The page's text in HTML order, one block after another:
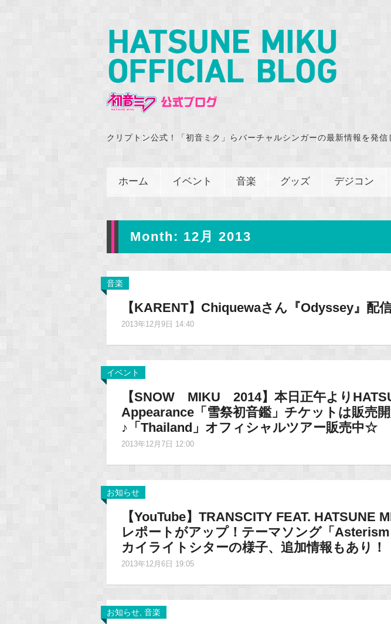
クリプトン公式！「初音ミク」らバーチャルシンガーの最新情報を発信
ホーム イベント 音楽 グッズ デジコン
Month: 12月 2013
音楽
【KARENT】Chiquewaさん『Odyssey』配
2013年12月9日 14:40
イベント
【SNOW MIKU 2014】本日正午より
Appearance「雪祭初音鑑」チケットは販売
♪「Thailand」オフィシャルツアー販売中☆
2013年12月7日 12:00
お知らせ
【YouTube】TRANSCITY FEAT. HATSUNE
レポートがアップ！テーマソング「
カイライトシターの様子、追加情報もあり！
2013年12月6日 19:05
お知らせ 音楽